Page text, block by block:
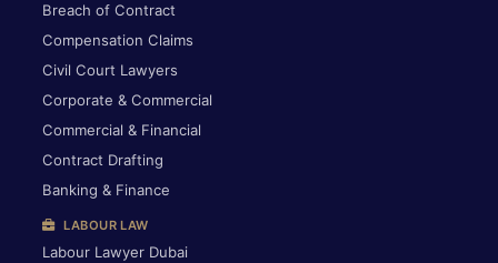
Breach of Contract
Compensation Claims
Civil Court Lawyers
Corporate & Commercial
Commercial & Financial
Contract Drafting
Banking & Finance
LABOUR LAW
Labour Lawyer Dubai